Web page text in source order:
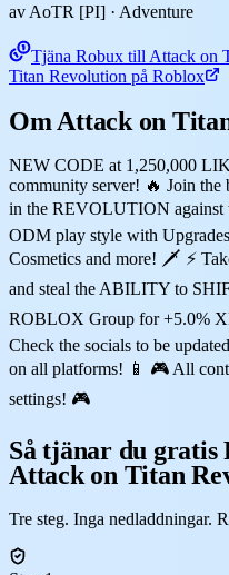
av AoTR [PI] · Adventure
Tjäna Robux till Attack on
Titan Revolution på Roblox
Om Attack on
NEW CODE at 1,250,000
community server! 🔥 Join the
in the REVOLUTION
ODM play style with
Cosmetics and more! 🗡️ ⚡
and steal the ABILITY to
ROBLOX Group for +5.0%
Check the socials to be
on all platforms! 📱 🎮 All
settings! 🎮
Så tjänar du gratis
Attack on Titan
Tre steg. Inga nedladdningar.